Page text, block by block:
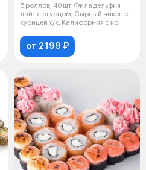
5 роллов, 40 шт. Филадельфия
лайт с огурцом, Сырный чикен с
курицей х/к, Калифорния с кр
от 2199 ₽